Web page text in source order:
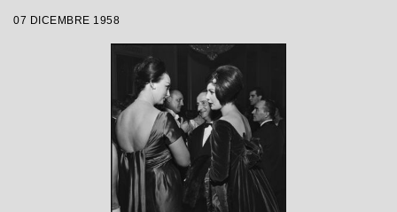
Wallmann, che inaugura la stagione
lirica 1958-1959
07 DICEMBRE 1958